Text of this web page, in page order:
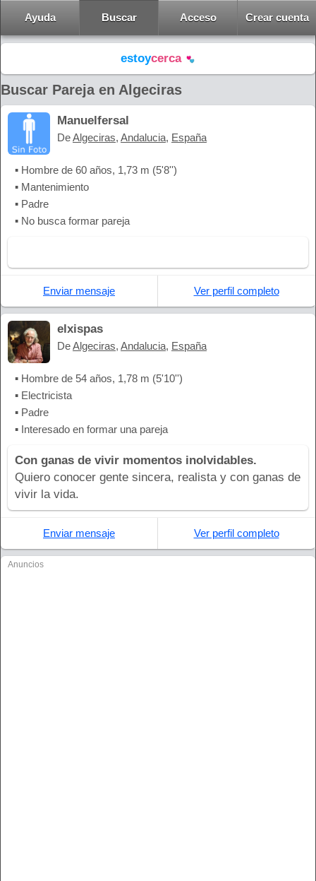
Ayuda Buscar Acceso Crear cuenta
estoycerca
Buscar Pareja en Algeciras
Manuelfersal
DeAlgeciras, Andalucia, España
▪ Hombre de 60 años, 1,73 m (5'8'')
▪ Mantenimiento
▪ Padre
▪ No busca formar pareja
Enviar mensaje Ver perfil completo
elxispas
DeAlgeciras, Andalucia, España
▪ Hombre de 54 años, 1,78 m (5'10'')
▪ Electricista
▪ Padre
▪ Interesado en formar una pareja
Con ganas de vivir momentos inolvidables.
Quiero conocer gente sincera, realista y con ganas de
vivir la vida.
Enviar mensaje Ver perfil completo
Anuncios